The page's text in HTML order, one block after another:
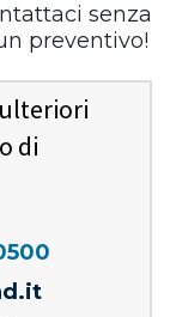
senza
preventivo!
di